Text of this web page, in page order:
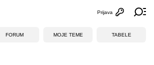
Otvori
Prijava
FORUM MOJE TEME TABELE